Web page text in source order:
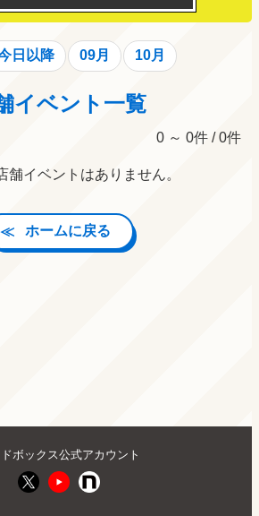
日以降 09月 10月
イベント一覧
0 ～ 0件 / 0件
舗イベントはありません。
ホームに戻る
ボックス公式アカウント